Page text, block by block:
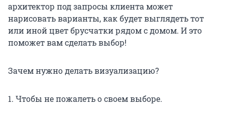
архитектор под запросы клиента может
нарисовать варианты, как будет выглядеть тот
или иной цвет брусчатки рядом с домом. И это
поможет вам сделать выбор!
Зачем нужно делать визуализацию?
1. Чтобы не пожалеть о своем выборе.